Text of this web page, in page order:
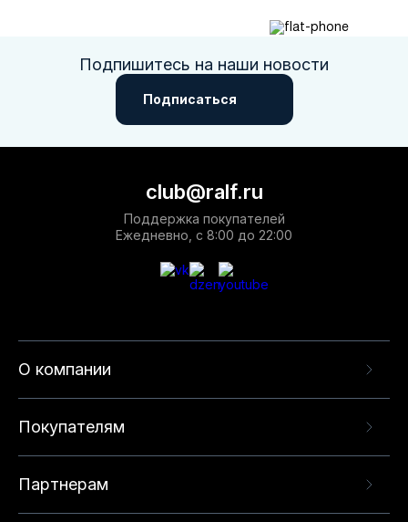
Подпишитесь на наши новости
Подписаться
О компании
Покупателям
Партнерам
club@ralf.ru
Поддержка покупателей
Ежедневно, с 8:00 до 22:00